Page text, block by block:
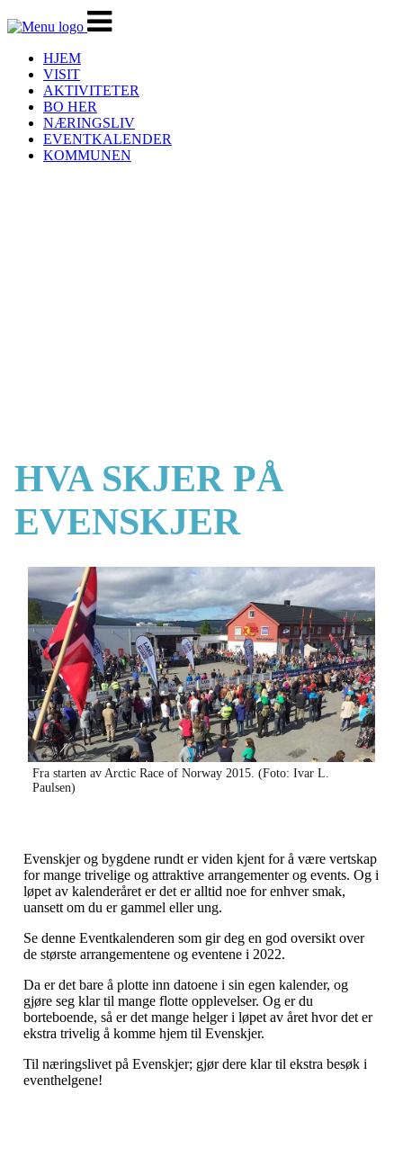
Veksle
navigasjon
HJEM
VISIT
AKTIVITETER
BO HER
NÆRINGSLIV
EVENTKALENDER
KOMMUNEN
HVA SKJER PÅ
EVENSKJER
Fra starten av Arctic Race of Norway 2015. (Foto: Ivar L.
Paulsen)
Evenskjer og bygdene rundt er viden kjent for å være vertskap
for mange trivelige og attraktive arrangementer og events. Og i
løpet av kalenderåret er det er alltid noe for enhver smak,
uansett om du er gammel eller ung.
Se denne Eventkalenderen som gir deg en god oversikt over
de største arrangementene og eventene i 2022.
Da er det bare å plotte inn datoene i sin egen kalender, og
gjøre seg klar til mange flotte opplevelser. Og er du
borteboende, så er det mange helger i løpet av året hvor det er
ekstra trivelig å komme hjem til Evenskjer.
Til næringslivet på Evenskjer; gjør dere klar til ekstra besøk i
eventhelgene!